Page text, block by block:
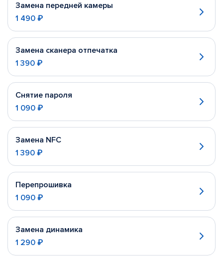
Замена передней камеры
1 490 ₽
Замена сканера отпечатка
1 390 ₽
Снятие пароля
1 090 ₽
Замена NFC
1 390 ₽
Перепрошивка
1 090 ₽
Замена динамика
1 290 ₽